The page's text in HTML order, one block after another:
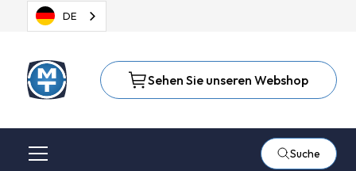
DE
Sehen Sie unseren Webshop
Suche